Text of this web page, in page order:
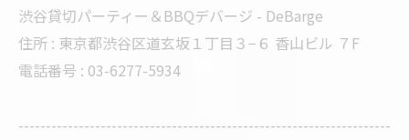
渋谷貸切パーティー＆BBQデバージ - DeBarge
住所 : 東京都渋谷区道玄坂１丁目３−６ 香山ビル ７F
電話番号 : 03-6277-5934
--------------------------------------------------------------------